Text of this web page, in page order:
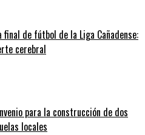
final de fútbol de la Liga Cañadense:
cerebral
para la construcción de dos
locales